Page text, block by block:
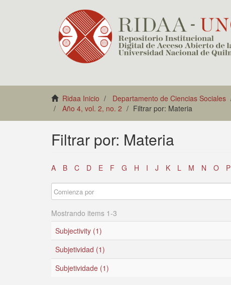
Ridaa Inicio Departamento de Ciencias Sociales
Año 4, vol. 2, no. 2
Filtrar por: Materia
Filtrar por: Materia
A B C D E F G H I J K L M N O P
Mostrando items 1-3
Subjectivity (1)
Subjetividad (1)
Subjetividade (1)